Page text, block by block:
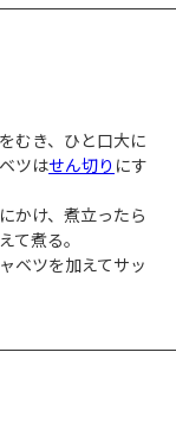
むき、ひと口大に
ツはせん切り にす
かけ、煮立ったら
て煮る。
ベツを加えてサッ